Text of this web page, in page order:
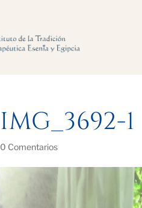
IMG_3692-1
0 Comentarios